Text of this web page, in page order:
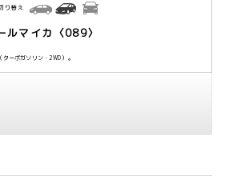
ルマイカ〈089〉
ーボガソリン・2WD）。
り替え